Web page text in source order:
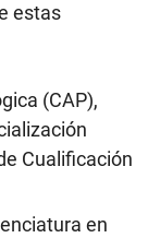
estas
(CAP),
Cualificación
en